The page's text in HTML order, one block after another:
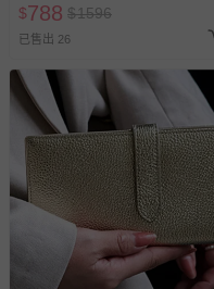
$788 $1596
已售出 26